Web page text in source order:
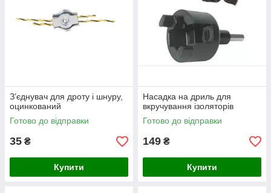
З’єднувач для дроту і шнуру,
оцинкований
Готово до відправки
35 ₴
Купити
Насадка на дриль для
вкручування ізоляторів
Готово до відправки
149 ₴
Купити